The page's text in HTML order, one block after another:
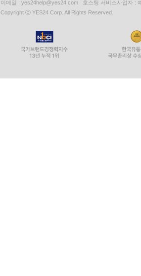
이메일 : yes24help@yes24.com 호스팅 서비스사업자 :
Copyright ⓒ YES24 Corp. All Rights Reserved.